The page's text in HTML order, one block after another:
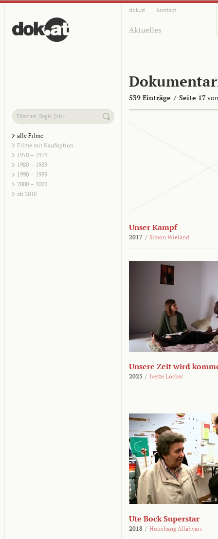
dok.at Kontakt
Aktuelles
539 Einträge / Seite 17
alle Filme
Filme mit Kaufoption
1970 – 1979
1980 – 1989
1990 – 1999
2000 – 2009
ab 2010
Unser Kampf
2017 / Simon Wieland
Unsere Zeit wird
2025 / Ivette Löcker
Ute Bock Superstar
2018 / Houchang Allahyari